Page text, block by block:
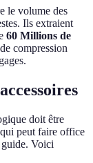
le volume des
Ils extraient
60 Millions de
compression
doit être
peut faire office
Voici